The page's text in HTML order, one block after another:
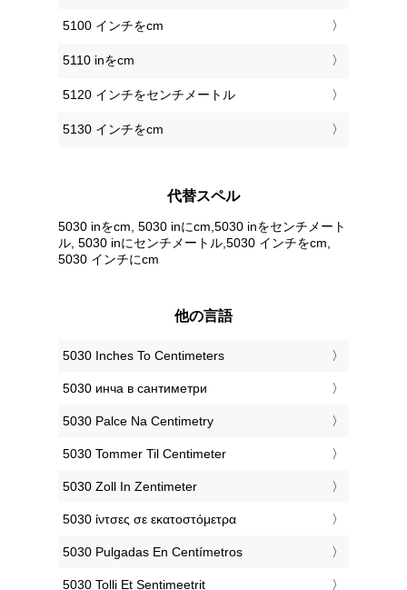
5100 インチをcm
5110 inをcm
5120 インチをセンチメートル
5130 インチをcm
代替スペル
5030 inをcm, 5030 inにcm,5030 inをセンチメート
ル, 5030 inにセンチメートル,5030 インチをcm,
5030 インチにcm
他の言語
‎5030 Inches To Centimeters
‎5030 инча в сантиметри
‎5030 Palce Na Centimetry
‎5030 Tommer Til Centimeter
‎5030 Zoll In Zentimeter
‎5030 ίντσες σε εκατοστόμετρα
‎5030 Pulgadas En Centímetros
‎5030 Tolli Et Sentimeetrit